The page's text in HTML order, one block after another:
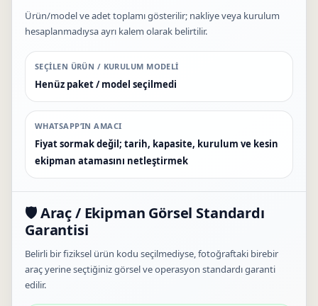
Ürün/model ve adet toplamı gösterilir; nakliye veya kurulum
hesaplanmadıysa ayrı kalem olarak belirtilir.
SEÇILEN ÜRÜN / KURULUM MODELI
Henüz paket / model seçilmedi
WHATSAPP’IN AMACI
Fiyat sormak değil; tarih, kapasite, kurulum ve kesin
ekipman atamasını netleştirmek
🛡️ Araç / Ekipman Görsel Standardı
Garantisi
Belirli bir fiziksel ürün kodu seçilmediyse, fotoğraftaki birebir
araç yerine seçtiğiniz görsel ve operasyon standardı garanti
edilir.